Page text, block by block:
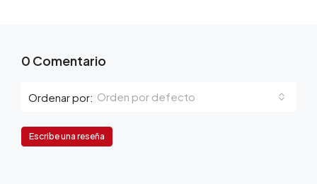
0 Comentario
Ordenar por: Orden por defecto
Escribe una reseña